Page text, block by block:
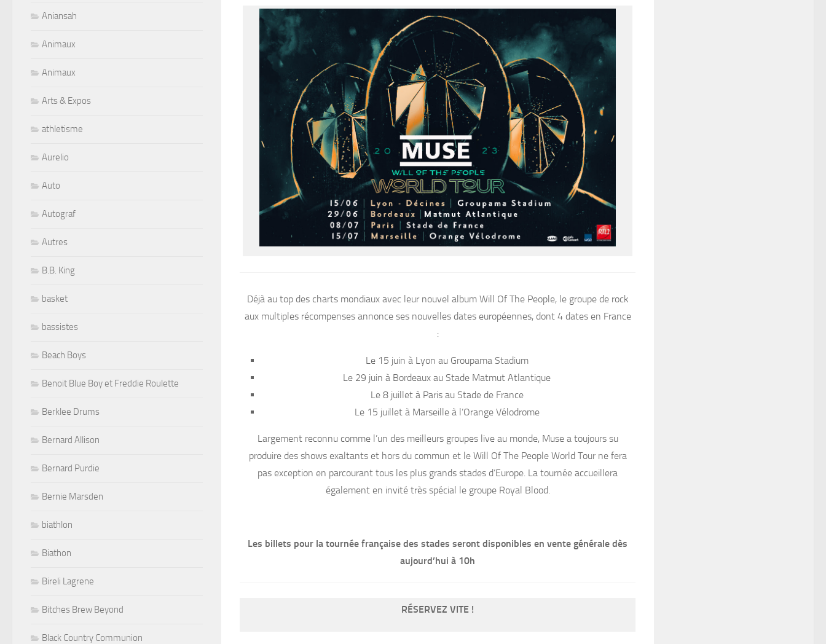
Déjà au top des charts mondiaux avec leur nouvel album Will Of The People, le groupe de rock
aux multiples récompenses annonce ses nouvelles dates européennes, dont 4 dates en France
:
Le 15 juin à Lyon au Groupama Stadium
Le 29 juin à Bordeaux au Stade Matmut Atlantique
Le 8 juillet à Paris au Stade de France
Le 15 juillet à Marseille à l’Orange Vélodrome
Largement reconnu comme l’un des meilleurs groupes live au monde, Muse a toujours su
produire des shows exaltants et hors du commun et le Will Of The People World Tour ne fera
pas exception en parcourant tous les plus grands stades d’Europe. La tournée accueillera
également en invité très spécial le groupe Royal Blood.
Les billets pour la tournée française des stades seront disponibles en vente générale dès
aujourd’hui à 10h
RÉSERVEZ VITE !
Aniansah
Animaux
Animaux
Arts & Expos
athletisme
Aurelio
Auto
Autograf
Autres
B.B. King
basket
bassistes
Beach Boys
Benoit Blue Boy et Freddie Roulette
Berklee Drums
Bernard Allison
Bernard Purdie
Bernie Marsden
biathlon
Biathon
Bireli Lagrene
Bitches Brew Beyond
Black Country Communion